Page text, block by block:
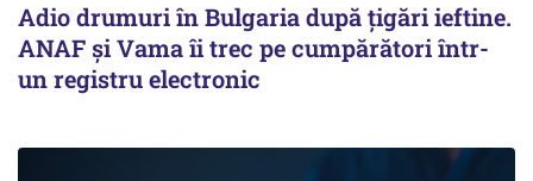
Adio drumuri în Bulgaria după țigări ieftine.
ANAF și Vama îi trec pe cumpărători într-
un registru electronic